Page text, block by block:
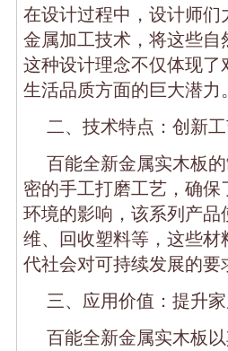
在设计过程中，设计师
金属加工技术，将这些
这种设计理念不仅体现
生活品质方面的巨大潜力。
二、技术特点：创新
百能全新金属实木板
密的手工打磨工艺，确
环境的影响，该系列产
维、回收塑料等，这些
代社会对可持续发展的要
三、应用价值：提升
百能全新金属实木板